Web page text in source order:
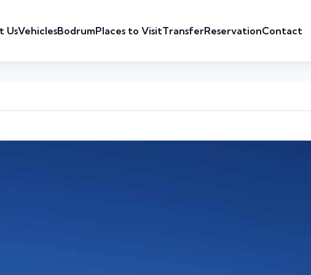
UsVehiclesBodrumPlaces to VisitTransferReservationContact